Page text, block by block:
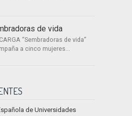
de vida
“Sembradoras de vida”
a cinco mujeres...
de Universidades